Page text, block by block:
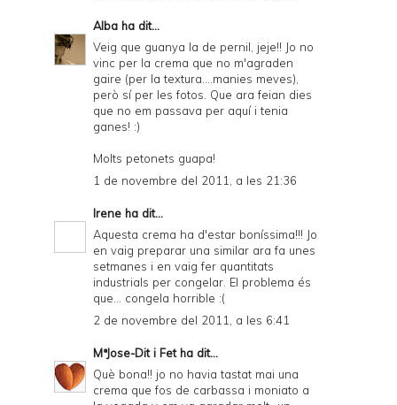
Alba ha dit...
Veig que guanya la de pernil, jeje!! Jo no
vinc per la crema que no m'agraden
gaire (per la textura....manies meves),
però sí per les fotos. Que ara feian dies
que no em passava per aquí i tenia
ganes! :)
Molts petonets guapa!
1 de novembre del 2011, a les 21:36
Irene ha dit...
Aquesta crema ha d'estar boníssima!!! Jo
en vaig preparar una similar ara fa unes
setmanes i en vaig fer quantitats
industrials per congelar. El problema és
que... congela horrible :(
2 de novembre del 2011, a les 6:41
MªJose-Dit i Fetha dit...
Què bona!! jo no havia tastat mai una
crema que fos de carbassa i moniato a